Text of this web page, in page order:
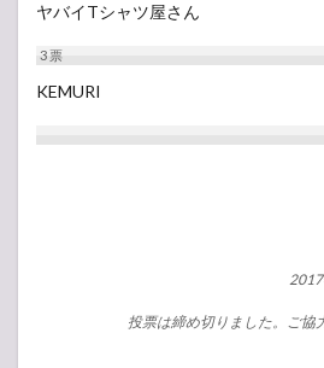
ヤバイTシャツ屋さん
3票
KEMURI
投票は締め切りました。ご協